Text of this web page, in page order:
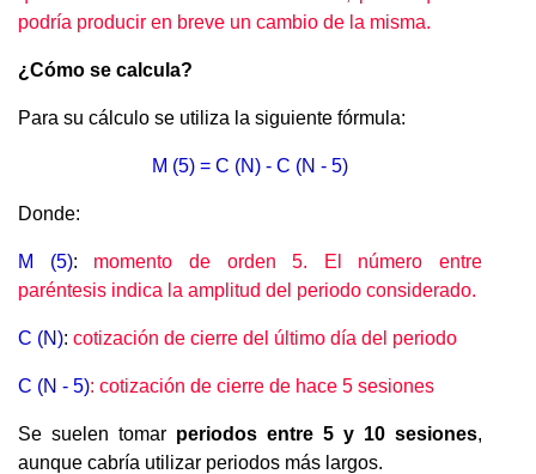
podría producir en breve un cambio de la misma.
¿Cómo se calcula?
Para su cálculo se utiliza la siguiente fórmula:
M (5) = C (N) - C (N - 5)
Donde:
M (5): momento de orden 5. El número entre
paréntesis indica la amplitud del periodo considerado.
C (N): cotización de cierre del último día del periodo
C (N - 5): cotización de cierre de hace 5 sesiones
Se suelen tomar periodos entre 5 y 10 sesiones,
aunque cabría utilizar periodos más largos.